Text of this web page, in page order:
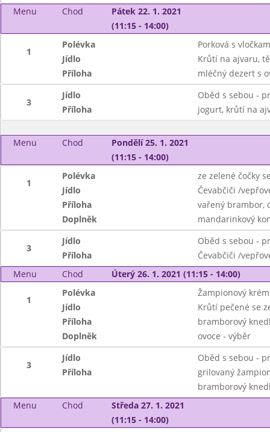
Menu Chod
Pátek 22. 1. 2021
(11:15 - 14:00)
1
Polévka
Porková s
Jídlo
Krůtí na ajvaru,
Příloha
mléčný dezert s
3
Jídlo
Oběd s sebou -
Příloha
jogurt, krůtí na
Menu Chod
Pondělí 25. 1. 2021
(11:15 - 14:00)
1
Polévka
ze zelené čočky
Jídlo
Čevabčiči /
Příloha
vařený brambor,
Doplněk
mandarinkový
3
Jídlo
Oběd s sebou -
Příloha
Čevabčiči /
Menu
Chod Úterý 26. 1. 2021 (11:15 - 14:00)
1
Polévka
Žampionový krém
Jídlo
Krůtí pečené se
Příloha
bramborový
Doplněk
ovoce - výběr
3
Jídlo
Oběd s sebou -
Příloha
grilovaný
bramborový
Menu
Chod
Středa 27. 1. 2021
(11:15 - 14:00)